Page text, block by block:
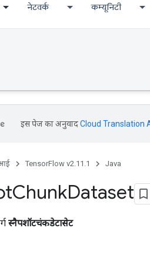
नेटवर्क कम्यूनिटी
इस पेज का अनुवादCloud Translation
TensorFlow v2.11.1 Java
ChunkDataset
स्नैपशॉटचंकडेटासेट